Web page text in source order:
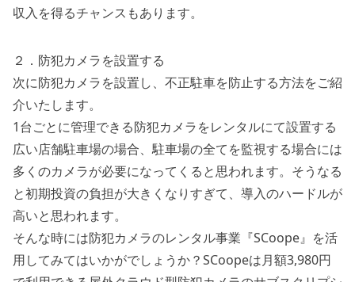
収入を得るチャンスもあります。
２．防犯カメラを設置する
次に防犯カメラを設置し、不正駐車を防止する方法をご紹
介いたします。
1台ごとに管理できる防犯カメラをレンタルにて設置する
広い店舗駐車場の場合、駐車場の全てを監視する場合には
多くのカメラが必要になってくると思われます。そうなる
と初期投資の負担が大きくなりすぎて、導入のハードルが
高いと思われます。
そんな時には防犯カメラのレンタル事業『SCoope』を活
用してみてはいかがでしょうか？SCoopeは月額3,980円